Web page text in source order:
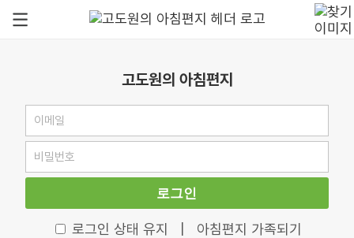
고도원의 아침편지
로그인
로그인 상태 유지 아침편지 가족되기